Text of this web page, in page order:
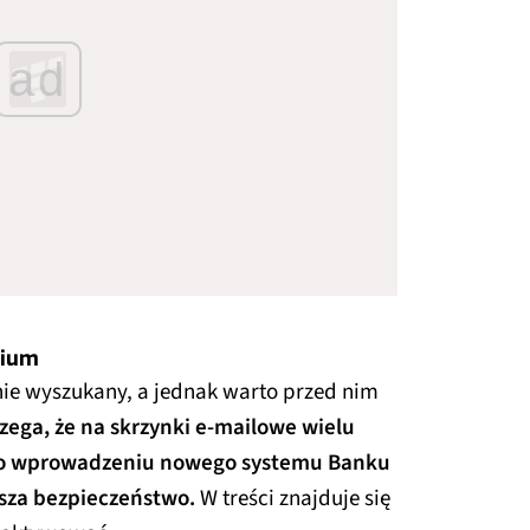
ad
wyszukany, a jednak warto przed nim
że na skrzynki e-mailowe wielu
wprowadzeniu nowego systemu Banku
bezpieczeństwo.W treści znajduje się